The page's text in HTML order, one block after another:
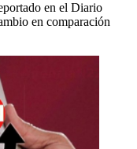
en el Diario
en comparación